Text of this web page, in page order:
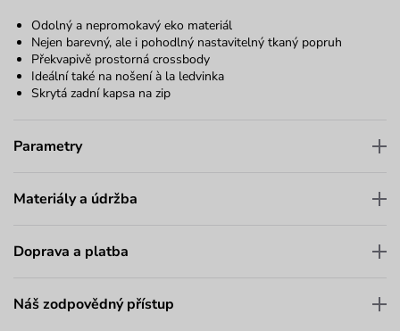
Odolný a nepromokavý eko materiál
Nejen barevný, ale i pohodlný nastavitelný tkaný popruh
Překvapivě prostorná crossbody
Ideální také na nošení à la ledvinka
Skrytá zadní kapsa na zip
Parametry
Materiály a údržba
Doprava a platba
Náš zodpovědný přístup